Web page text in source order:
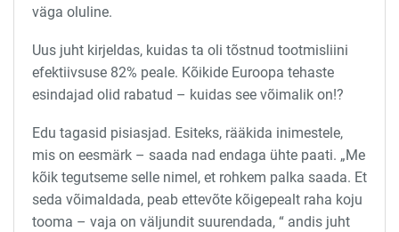
väga oluline.
Uus juht kirjeldas, kuidas ta oli tõstnud tootmisliini
efektiivsuse 82% peale. Kõikide Euroopa tehaste
esindajad olid rabatud – kuidas see võimalik on!?
Edu tagasid pisiasjad. Esiteks, rääkida inimestele,
mis on eesmärk – saada nad endaga ühte paati. „Me
kõik tegutseme selle nimel, et rohkem palka saada. Et
seda võimaldada, peab ettevõte kõigepealt raha koju
tooma – vaja on väljundit suurendada, “ andis juht